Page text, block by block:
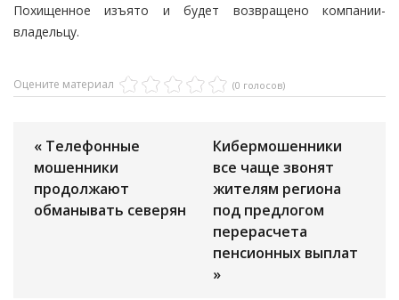
Похищенное изъято и будет возвращено компании-
владельцу.
Оцените материал (0 голосов)
« Телефонные
мошенники
продолжают
обманывать северян
Кибермошенники
все чаще звонят
жителям региона
под предлогом
перерасчета
пенсионных выплат
»